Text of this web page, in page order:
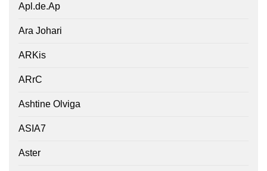
Apl.de.Ap
Ara Johari
ARKis
ARrC
Ashtine Olviga
ASIA7
Aster